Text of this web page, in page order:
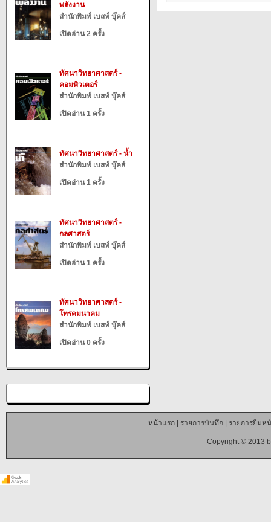
พลังงาน
สำนักพิมพ์ เบสท์ บุ๊คส์
เปิดอ่าน 2 ครั้ง
ทัศนาวิทยาศาสตร์ -
คอมพิวเตอร์
สำนักพิมพ์ เบสท์ บุ๊คส์
เปิดอ่าน 1 ครั้ง
ทัศนาวิทยาศาสตร์ - น้ำ
สำนักพิมพ์ เบสท์ บุ๊คส์
เปิดอ่าน 1 ครั้ง
ทัศนาวิทยาศาสตร์ -
กลศาสตร์
สำนักพิมพ์ เบสท์ บุ๊คส์
เปิดอ่าน 1 ครั้ง
ทัศนาวิทยาศาสตร์ -
โทรคมนาคม
สำนักพิมพ์ เบสท์ บุ๊คส์
เปิดอ่าน 0 ครั้ง
หน้าแรก| รายการบันทึก| รายการยืมห
Copyright © 2013